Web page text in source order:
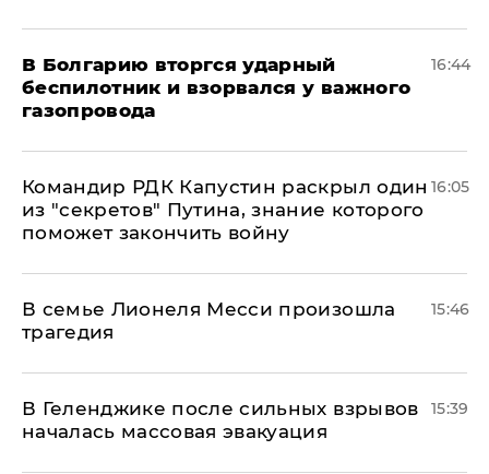
В Болгарию вторгся ударный
беспилотник и взорвался у важного
газопровода
16:44
Командир РДК Капустин раскрыл один
из "секретов" Путина, знание которого
поможет закончить войну
16:05
В семье Лионеля Месси произошла
трагедия
15:46
В Геленджике после сильных взрывов
началась массовая эвакуация
15:39